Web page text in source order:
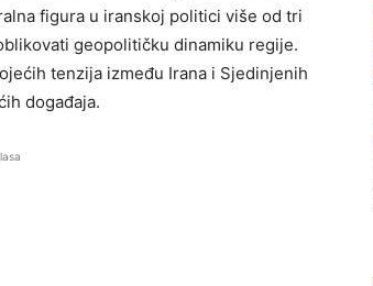
figura u iranskoj politici više od tri
geopolitičku dinamiku regije.
tenzija između Irana i Sjedinjenih
događaja.